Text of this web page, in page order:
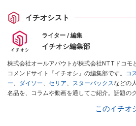
イチオシスト
ライター / 編集
イチオシ編集部
株式会社オールアバウトが株式会社NTTドコモ
コメンドサイト『イチオシ』の編集部です。 コ
ー、 ダイソー、 セリア、 スターバックスなどの
名品を、コラムや動画を通してご紹介。話題の
インフルエンサーが実際に使用してレビューし
このイチオ